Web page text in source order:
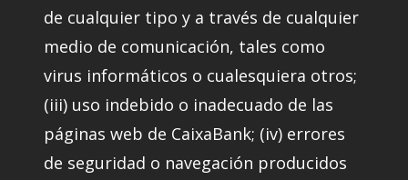
de cualquier tipo y a través de cualquier
medio de comunicación, tales como
virus informáticos o cualesquiera otros;
(iii) uso indebido o inadecuado de las
páginas web de CaixaBank; (iv) errores
de seguridad o navegación producidos